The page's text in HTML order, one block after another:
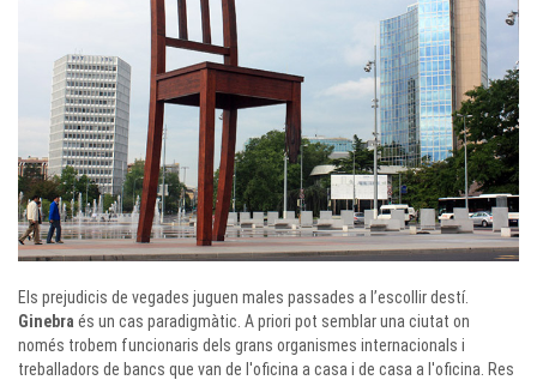
Els prejudicis de vegades juguen males passades a l’escollir destí.
Ginebra és un cas paradigmàtic. A priori pot semblar una ciutat on
només trobem funcionaris dels grans organismes internacionals i
treballadors de bancs que van de l'oficina a casa i de casa a l'oficina. Res